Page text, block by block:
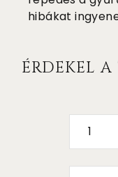
hibákat
ÉRDEKEL
1